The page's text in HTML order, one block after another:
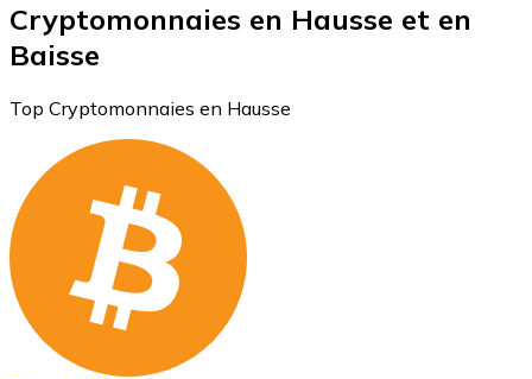
Cryptomonnaies en Hausse et en
Baisse
Top Cryptomonnaies en Hausse